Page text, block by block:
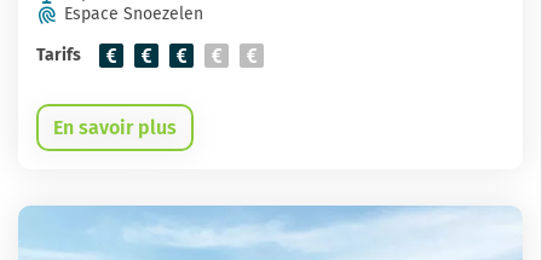
Espace Snoezelen
Tarifs
En savoir plus